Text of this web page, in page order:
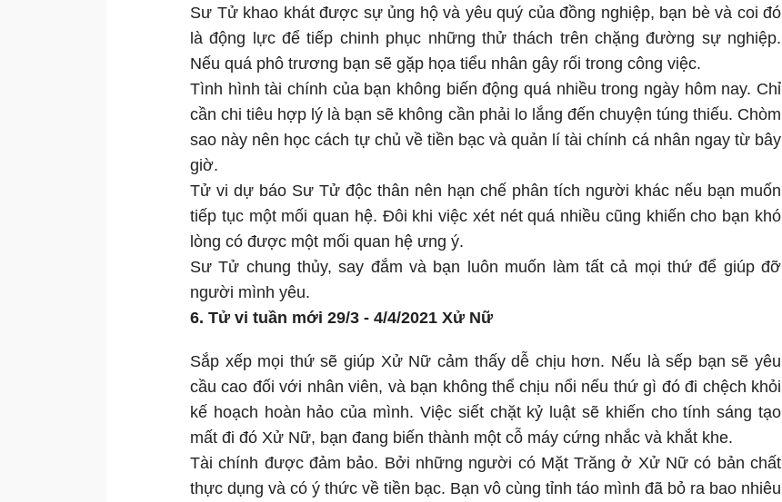
Sư Tử khao khát được sự ủng hộ và yêu quý của đồng nghiệp, bạn bè và coi đó
là động lực để tiếp chinh phục những thử thách trên chặng đường sự nghiệp.
Nếu quá phô trương bạn sẽ gặp họa tiểu nhân gây rối trong công việc.
Tình hình tài chính của bạn không biến động quá nhiều trong ngày hôm nay. Chỉ
cần chi tiêu hợp lý là bạn sẽ không cần phải lo lắng đến chuyện túng thiếu. Chòm
sao này nên học cách tự chủ về tiền bạc và quản lí tài chính cá nhân ngay từ bây
giờ.
Tử vi dự báo Sư Tử độc thân nên hạn chế phân tích người khác nếu bạn muốn
tiếp tục một mối quan hệ. Đôi khi việc xét nét quá nhiều cũng khiến cho bạn khó
lòng có được một mối quan hệ ưng ý.
Sư Tử chung thủy, say đắm và bạn luôn muốn làm tất cả mọi thứ để giúp đỡ
người mình yêu.
6. Tử vi tuần mới 29/3 - 4/4/2021 Xử Nữ
Sắp xếp mọi thứ sẽ giúp Xử Nữ cảm thấy dễ chịu hơn. Nếu là sếp bạn sẽ yêu
cầu cao đối với nhân viên, và bạn không thể chịu nổi nếu thứ gì đó đi chệch khỏi
kế hoạch hoàn hảo của mình. Việc siết chặt kỷ luật sẽ khiến cho tính sáng tạo
mất đi đó Xử Nữ, bạn đang biến thành một cỗ máy cứng nhắc và khắt khe.
Tài chính được đảm bảo. Bởi những người có Mặt Trăng ở Xử Nữ có bản chất
thực dụng và có ý thức về tiền bạc. Bạn vô cùng tỉnh táo mình đã bỏ ra bao nhiêu